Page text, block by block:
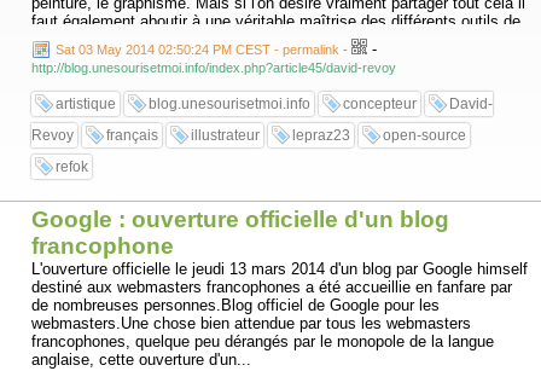
faut également aboutir à une véritable maîtrise des différents outils de
création. David Revoy, lui, a choisi le Monde de la création numérique
pour y arriver.
Il maîtrise vraiment son art avec des créations extrêmement abouties
qui ne peuvent que laisser rêveur et vous envoyer, vous aussi, dans le
monde de l'imaginaire, le but ultime de tout créateur, artiste ou
illustrateur.
Sortant également des sentiers battus, il maîtrise cette création avec
des outils en ' Open Source ', ce qui en fait un exemple à citer pour
bien des envieux ou des amateurs.
Jetant ses idées, son imagination sur un carnet de notes, en version
'papier-crayon', il passe ensuite à la réalisation avec une foule d'outils
de logiciels qui sont la grande majorité du temps issus du Monde "
Open ".
Quelques exemples qu'il nous évoque sur son site : Scribus pour les
textes, Krita et autre Blender pour le graphisme, et la liste est longue
...
Sat 03 May 2014 02:50:24 PM CEST - permalink - -
http://blog.unesourisetmoi.info/index.php?article45/david-revoy
artistique blog.unesourisetmoi.info concepteur
David-
Revoy
français illustrateur lepraz23
open-source
refok
Google : ouverture officielle d'un blog
francophone
L'ouverture officielle le jeudi 13 mars 2014 d'un blog par Google himself
destiné aux webmasters francophones a été accueillie en fanfare par
de nombreuses personnes.Blog officiel de Google pour les
webmasters.Une chose bien attendue par tous les webmasters
francophones, quelque peu dérangés par le monopole de la langue
anglaise, cette ouverture d'un...